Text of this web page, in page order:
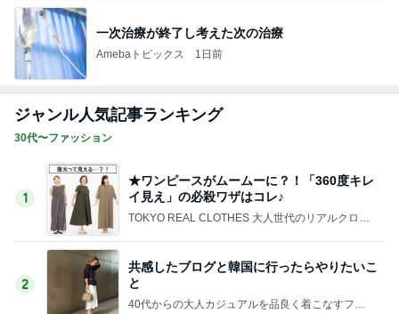
一次治療が終了し考えた次の治療
Amebaトピックス 1日前
ジャンル人気記事ランキング
30代〜ファッション
1
★ワンピースがムームーに？！「360度キレ
イ見え」の必殺ワザはコレ♪
TOKYO REAL CLOTHES 大人世代のリアルクロー
2
共感したブログと韓国に行ったらやりたいこ
と
40代からの大人カジュアルを品良く着こなすファ